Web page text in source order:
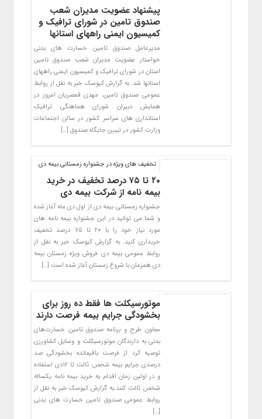
پیشنهاد عضویت مدیران شعب
صندوق تامین در شورای ترافیک و
کمیسیون ایمنی راههای استانها
مدیرعامل صندوق تامین خسارت های بدنی
خواستار عضویت مدیران شعب صندوق تامین
استان در شورای ترافیک و کمیسیون ایمنی راههای
استانها شد. به گزارش کیوسک خبر به نقل از روابط
عمومی صندوق تامین، مهدی قمصریان امروز در
همایش دبیران شورای هماهنگی ترافیک
استانداری های سراسر کشور در سالن اجتماعات
وزارت کشور در تبیین جایگاه صندوق […]
تخفیف های ویژه در جشنواره زمستانی بیمه دی
۲۰ تا ۷۵ درصد تخفیف در خرید
بیمه نامه از شرکت بیمه دی
جشنواره زمستانی بیمه دی از اول دی ماه آغاز شده
و شما می توانید در این جشنواره بیمه نامه های
مورد نیاز خود را با ۲۰ تا ۷۵ درصد تخفیف
خریداری کنید. به گزارش کیوسک خبر به نقل از
روابط عمومی بیمه دی فروش ویژه زمستان بیمه
دی همزمان با شروع زمستان آغاز شده است […]
موتورسیکلت ها فقط ده روز برای
بخشودگی جرایم بیمه فرصت دارند
معاون طرح و برنامه صندوق تامین خسارت‌های
بدنی به دارندگان موتورسیکلت و وسایل کشاورزی
توصیه کرد از فرصت باقیمانده بخشودگی صد
درصدی جرایم بیمه شخص ثالث تا ۱۲دی استفاده
و در اولین زمان اقدام به خرید بیمه نامه یکساله
شخص ثالث کنند.به گزارش کیوسک خبر به نقل از
روابط عمومی صندوق تامین خسارت های بدنی
[…]